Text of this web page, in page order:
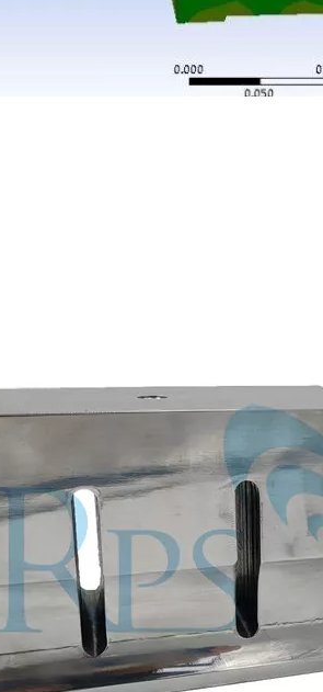
Ventajas de la soldadura ultrasónica de paneles de puertas de automóviles
y la teoría de la máquina de soldadura de